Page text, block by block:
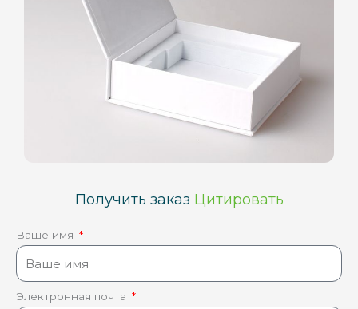
Получить заказ Цитировать
Ваше имя
Электронная почта